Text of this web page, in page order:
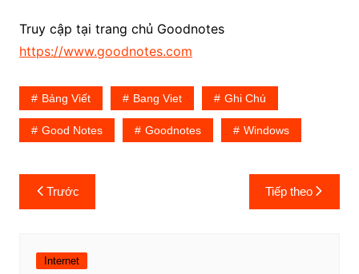
Truy cập tại trang chủ Goodnotes
https://www.goodnotes.com
Bảng Viết Bang Viet Ghi Chú
Good Notes Goodnotes Windows
Điều
hướng
viết
Trước Tiếp theo
Internet